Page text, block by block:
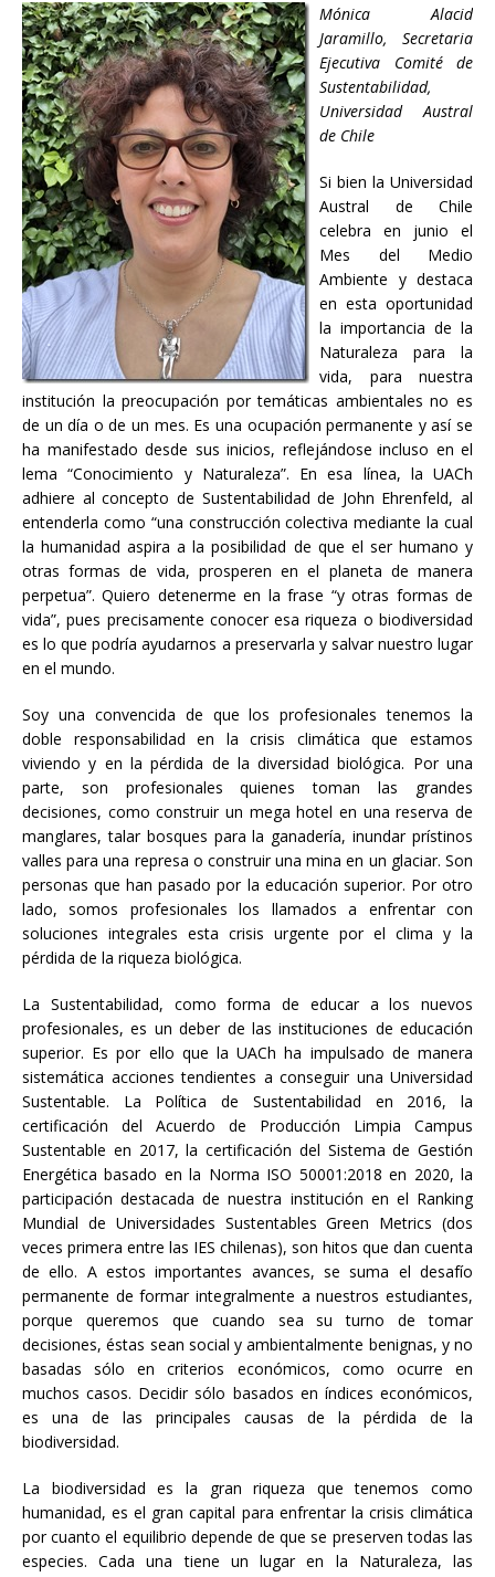
Mónica Alacid
Jaramillo, Secretaria
Ejecutiva Comité de
Sustentabilidad,
Universidad Austral
de Chile
Si bien la Universidad
Austral de Chile
celebra en junio el
Mes del Medio
Ambiente y destaca
en esta oportunidad
la importancia de la
Naturaleza para la
vida, para nuestra
institución la preocupación por temáticas ambientales no es
de un día o de un mes. Es una ocupación permanente y así se
ha manifestado desde sus inicios, reflejándose incluso en el
lema “Conocimiento y Naturaleza”. En esa línea, la UACh
adhiere al concepto de Sustentabilidad de John Ehrenfeld, al
entenderla como “una construcción colectiva mediante la cual
la humanidad aspira a la posibilidad de que el ser humano y
otras formas de vida, prosperen en el planeta de manera
perpetua”. Quiero detenerme en la frase “y otras formas de
vida”, pues precisamente conocer esa riqueza o biodiversidad
es lo que podría ayudarnos a preservarla y salvar nuestro lugar
en el mundo.
Soy una convencida de que los profesionales tenemos la
doble responsabilidad en la crisis climática que estamos
viviendo y en la pérdida de la diversidad biológica. Por una
parte, son profesionales quienes toman las grandes
decisiones, como construir un mega hotel en una reserva de
manglares, talar bosques para la ganadería, inundar prístinos
valles para una represa o construir una mina en un glaciar. Son
personas que han pasado por la educación superior. Por otro
lado, somos profesionales los llamados a enfrentar con
soluciones integrales esta crisis urgente por el clima y la
pérdida de la riqueza biológica.
La Sustentabilidad, como forma de educar a los nuevos
profesionales, es un deber de las instituciones de educación
superior. Es por ello que la UACh ha impulsado de manera
sistemática acciones tendientes a conseguir una Universidad
Sustentable. La Política de Sustentabilidad en 2016, la
certificación del Acuerdo de Producción Limpia Campus
Sustentable en 2017, la certificación del Sistema de Gestión
Energética basado en la Norma ISO 50001:2018 en 2020, la
participación destacada de nuestra institución en el Ranking
Mundial de Universidades Sustentables Green Metrics (dos
veces primera entre las IES chilenas), son hitos que dan cuenta
de ello. A estos importantes avances, se suma el desafío
permanente de formar integralmente a nuestros estudiantes,
porque queremos que cuando sea su turno de tomar
decisiones, éstas sean social y ambientalmente benignas, y no
basadas sólo en criterios económicos, como ocurre en
muchos casos. Decidir sólo basados en índices económicos,
es una de las principales causas de la pérdida de la
biodiversidad.
La biodiversidad es la gran riqueza que tenemos como
humanidad, es el gran capital para enfrentar la crisis climática
por cuanto el equilibrio depende de que se preserven todas las
especies. Cada una tiene un lugar en la Naturaleza, las